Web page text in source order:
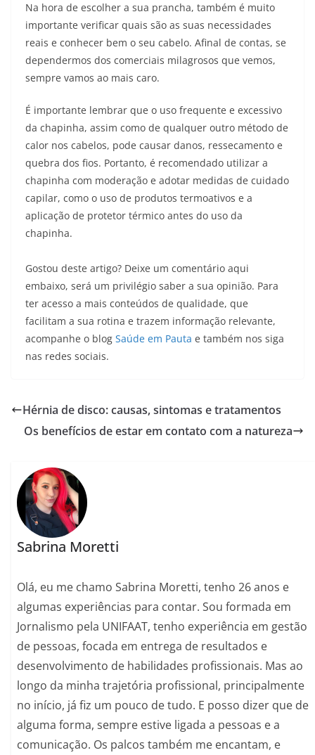
Na hora de escolher a sua prancha, também é muito
importante verificar quais são as suas necessidades
reais e conhecer bem o seu cabelo. Afinal de contas, se
dependermos dos comerciais milagrosos que vemos,
sempre vamos ao mais caro.
É importante lembrar que o uso frequente e excessivo
da chapinha, assim como de qualquer outro método de
calor nos cabelos, pode causar danos, ressecamento e
quebra dos fios. Portanto, é recomendado utilizar a
chapinha com moderação e adotar medidas de cuidado
capilar, como o uso de produtos termoativos e a
aplicação de protetor térmico antes do uso da
chapinha.
Gostou deste artigo? Deixe um comentário aqui
embaixo, será um privilégio saber a sua opinião. Para
ter acesso a mais conteúdos de qualidade, que
facilitam a sua rotina e trazem informação relevante,
acompanhe o blog Saúde em Pauta e também nos siga
nas redes sociais.
Hérnia de disco: causas, sintomas e tratamentos
Os benefícios de estar em contato com a natureza
Sabrina Moretti
Olá, eu me chamo Sabrina Moretti, tenho 26 anos e
algumas experiências para contar. Sou formada em
Jornalismo pela UNIFAAT, tenho experiência em gestão
de pessoas, focada em entrega de resultados e
desenvolvimento de habilidades profissionais. Mas ao
longo da minha trajetória profissional, principalmente
no início, já fiz um pouco de tudo. E posso dizer que de
alguma forma, sempre estive ligada a pessoas e a
comunicação. Os palcos também me encantam, e